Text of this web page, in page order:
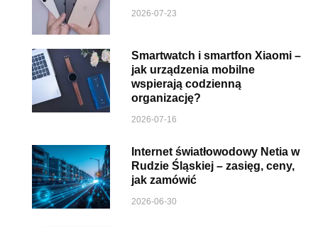
2026-07-23
Smartwatch i smartfon Xiaomi –
jak urządzenia mobilne
wspierają codzienną
organizację?
2026-07-16
Internet światłowodowy Netia w
Rudzie Śląskiej – zasięg, ceny,
jak zamówić
2026-06-30